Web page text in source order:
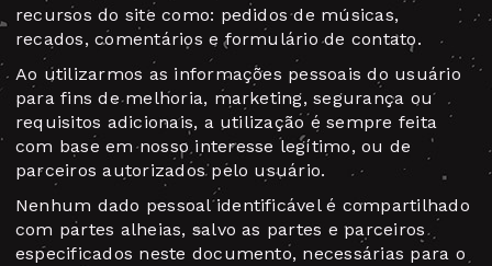
recursos do site como: pedidos de músicas,
recados, comentários e formulário de contato.
Ao utilizarmos as informações pessoais do usuário
para fins de melhoria, marketing, segurança ou
requisitos adicionais, a utilização é sempre feita
com base em nosso interesse legítimo, ou de
parceiros autorizados pelo usuário.
Nenhum dado pessoal identificável é compartilhado
com partes alheias, salvo as partes e parceiros
especificados neste documento, necessárias para o